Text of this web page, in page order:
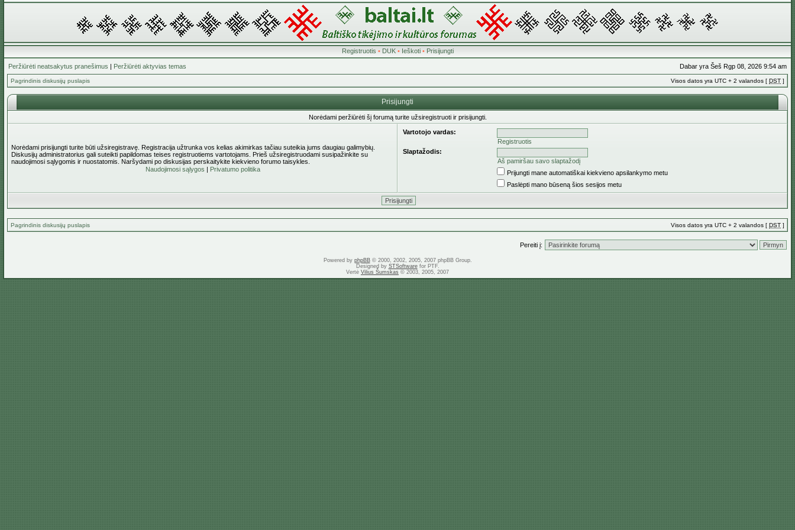
Registruotis • DUK• Ieškoti• Prisijungti
Peržiūrėti neatsakytus pranešimus | Peržiūrėti aktyvias temas Dabar yra Šeš Rgp 08, 2026 9:54 am
Pagrindinis diskusijų puslapis Visos datos yra UTC + 2 valandos [ DST ]
Prisijungti
Norėdami peržiūrėti šį forumą turite užsiregistruoti ir prisijungti.
Norėdami prisijungti turite būti užsiregistravę. Registracija užtrunka vos kelias akimirkas tačiau suteikia jums daugiau galimybių.
Diskusijų administratorius gali suteikti papildomas teises registruotiems vartotojams. Prieš užsiregistruodami susipažinkite su
naudojimosi sąlygomis ir nuostatomis. Naršydami po diskusijas perskaitykite kiekvieno forumo taisykles.
Naudojimosi sąlygos | Privatumo politika
Vartotojo vardas:
Registruotis
Slaptažodis:
Aš pamiršau savo slaptažodį
Prijungti mane automatiškai kiekvieno apsilankymo metu
Paslėpti mano būseną šios sesijos metu
Pagrindinis diskusijų puslapis Visos datos yra UTC + 2 valandos [ DST ]
Pereiti į:
Powered by phpBB© 2000, 2002, 2005, 2007 phpBB Group.
Designed by STSoftwarefor PTF.
Vertė Vilius Šumskas © 2003, 2005, 2007